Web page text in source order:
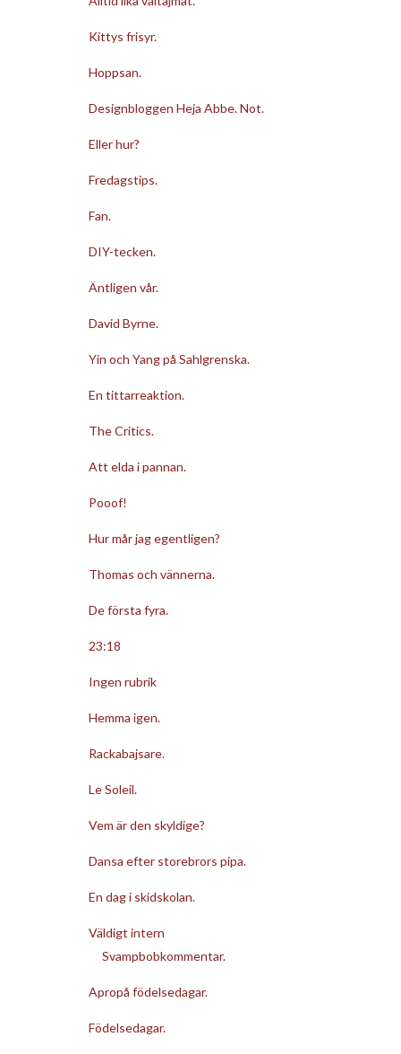
Kittys frisyr.
Hoppsan.
Designbloggen Heja Abbe. Not.
Eller hur?
Fredagstips.
Fan.
DIY-tecken.
Äntligen vår.
David Byrne.
Yin och Yang på Sahlgrenska.
En tittarreaktion.
The Critics.
Att elda i pannan.
Pooof!
Hur mår jag egentligen?
Thomas och vännerna.
De första fyra.
23:18
Ingen rubrik
Hemma igen.
Rackabajsare.
Le Soleil.
Vem är den skyldige?
Dansa efter storebrors pipa.
En dag i skidskolan.
Väldigt intern
Svampbobkommentar.
Apropå födelsedagar.
Födelsedagar.